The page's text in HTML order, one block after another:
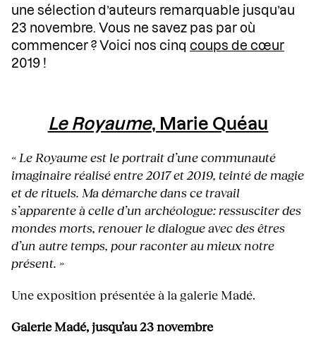
une sélection d’auteurs remarquable jusqu’au
23 novembre. Vous ne savez pas par où
commencer ? Voici nos cinq coups de cœur
2019 !
Le Royaume, Marie Quéau
« Le Royaume est le portrait d’une communauté
imaginaire réalisé entre 2017 et 2019, teinté de magie
et de rituels. Ma démarche dans ce travail
s’apparente à celle d’un archéologue: ressusciter des
mondes morts, renouer le dialogue avec des êtres
d’un autre temps, pour raconter au mieux notre
présent. »
Une exposition présentée à la galerie Madé.
Galerie Madé, jusqu’au 23 novembre